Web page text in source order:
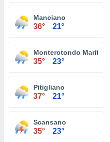
Manciano
36° 21°
Monterotondo Marittimo
35° 23°
Pitigliano
37° 21°
Scansano
35° 23°